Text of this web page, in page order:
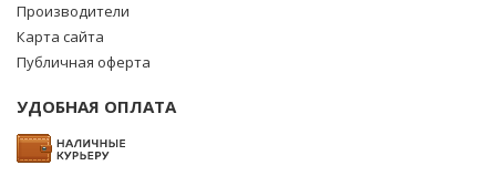
Производители
Карта сайта
Публичная оферта
УДОБНАЯ ОПЛАТА